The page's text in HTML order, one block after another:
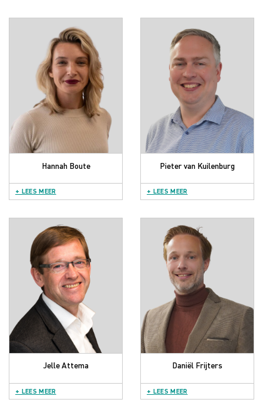
Hannah Boute
+ LEES MEER
Pieter van Kuilenburg
+ LEES MEER
Jelle Attema
+ LEES MEER
Daniël Frijters
+ LEES MEER